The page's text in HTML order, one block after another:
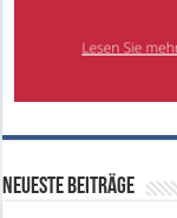
Neueste Beiträge